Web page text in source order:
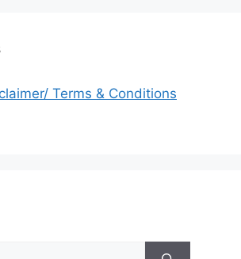
Terms & Conditions